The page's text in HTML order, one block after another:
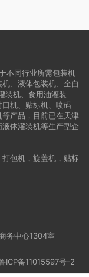
不同行业所需包装机
、液体包装机、全自
装机、食用油灌装
机、贴标机、喷码
产品，目前已在天津
体灌装机等生产型企
打包机 ， 旋盖机 ， 贴标
务中心1304室
ICP备11015597号-2